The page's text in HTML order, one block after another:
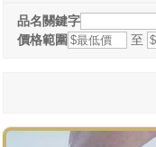
品名關鍵字
價格範圍
至